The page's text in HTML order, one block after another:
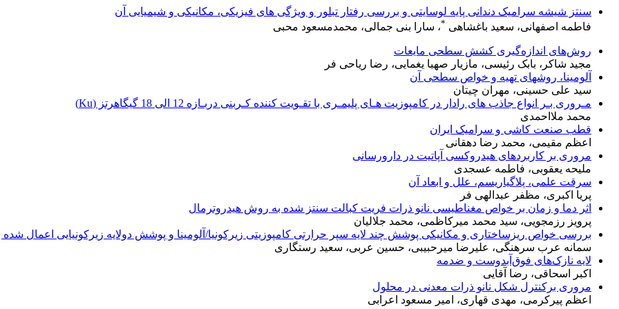
سنتز شیشه سرامیک دندانی پایه لوسایتی و بررسی رفتار تبلور و ویژگی های فیزیکی، مکانیکی و شیمیایی آن
فاطمه اصفهانی، سعید باغشاهی *، سارا بنی جمالی، محمدمسعود محبی
روش‌های اندازه‌گیری کشش سطحی مایعات
مجید شاکر، بابک رئیسی، مازیار صهبا یغمایی، رضا ریاحی فر
آلومینا، روشهای تهیه و خواص سطحی آن
سید علی حسینی، مهران چیتان
مـروری بـر انواع جاذب های رادار در کامپوزیت هـای پلیمـری با تقـویت کننده کـربنی دربـازه 12 الی 18 گیگاهرتز (Ku)
محمد ملااحمدی
قطب صنعت کاشی و سرامیک ایران
اعظم مقیمی، محمد رضا دهقانی
مروری بر کاربردهای هیدروکسی آپاتیت در دارورسانی
ملیحه یعقوبی، فاطمه عسجدی
سرقت علمی، پلاگیاریسم، علل و ابعاد آن
پریا اکبری، مظفر عبدالهی فر
اثر دما و زمان بر خواص مغناطیسی نانو ذرات فریت کبالت سنتز شده به روش هیدروترمال
پرویز رزمجویی، سید محمد میرکاظمی، محمد جلالیان
بررسی خواص ریزساختاری و مکانیکی پوشش‌ چند لایه سپر حرارتی کامپوزیتی زیرکونیا/آلومینا و پوشش دولایه زیرکونیایی اعمال
سمانه عرب سرهنگی، علیرضا میرحبیبی، حسین عربی، سعید رستگاری
لایه نازک‌های فوق‌آبدوست و ضدمه
اکبر اسحاقی، رضا آقایی
مروری برکنترل شکل نانو ذرات معدنی در محلول
اعظم پیرکرمی، مهدی قهاری، امیر مسعود اعرابی